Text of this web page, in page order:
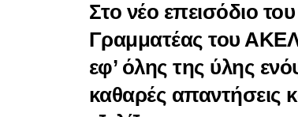
Στο νέο επεισόδιο
Γραμματέας του
εφ’ όλης της ύλης
καθαρές απαντήσεις